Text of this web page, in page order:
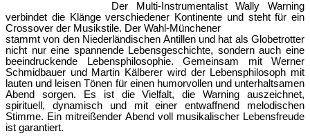
Der Multi-Instrumentalist Wally Warning
verbindet die Klänge verschiedener Kontinente und steht für ein
Crossover der Musikstile. Der Wahl-Münchener
stammt von den Niederländischen Antillen und hat als Globetrotter
nicht nur eine spannende Lebensgeschichte, sondern auch eine
beeindruckende Lebensphilosophie. Gemeinsam mit Werner
Schmidbauer und Martin Kälberer wird der Lebensphilosoph mit
lauten und leisen Tönen für einen humorvollen und unterhaltsamen
Abend sorgen. Es ist die Vielfalt, die Warning auszeichnet,
spirituell, dynamisch und mit einer entwaffnend melodischen
Stimme. Ein mitreißender Abend voll musikalischer Lebensfreude
ist garantiert.